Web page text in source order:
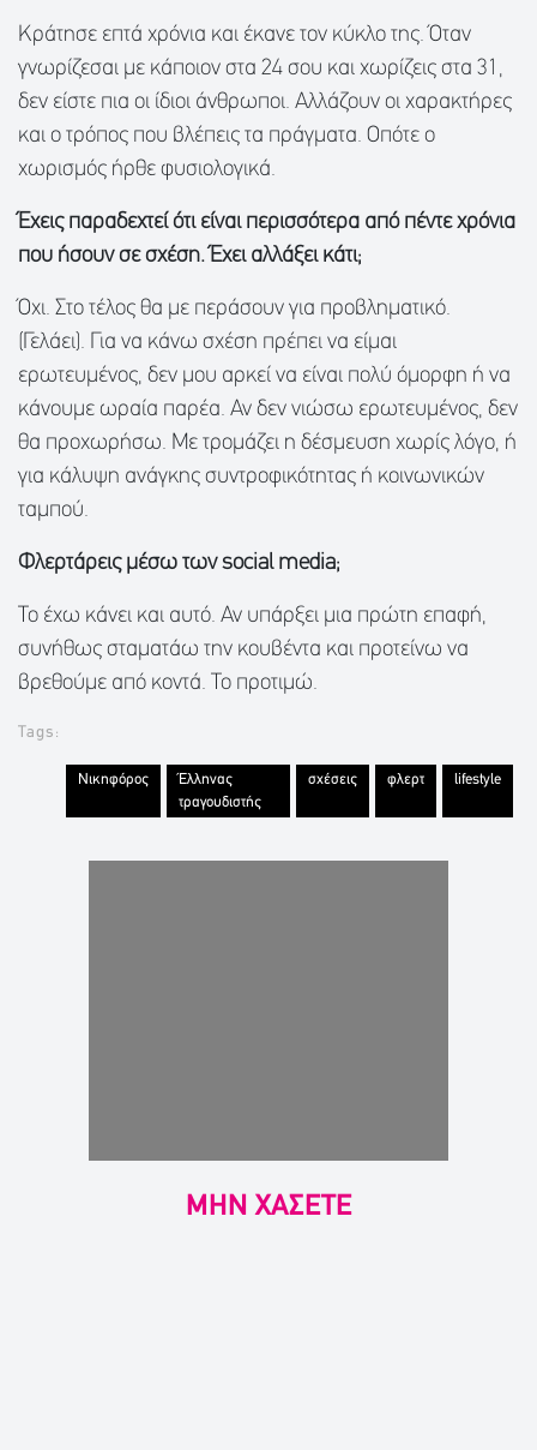
Κράτησε επτά χρόνια και έκανε τον κύκλο της. Όταν
γνωρίζεσαι με κάποιον στα 24 σου και χωρίζεις στα 31,
δεν είστε πια οι ίδιοι άνθρωποι. Αλλάζουν οι χαρακτήρες
και ο τρόπος που βλέπεις τα πράγματα. Οπότε ο
χωρισμός ήρθε φυσιολογικά.
Έχεις παραδεχτεί ότι είναι περισσότερα από πέντε χρόνια
που ήσουν σε σχέση. Έχει αλλάξει κάτι;
Όχι. Στο τέλος θα με περάσουν για προβληματικό.
(Γελάει). Για να κάνω σχέση πρέπει να είμαι
ερωτευμένος, δεν μου αρκεί να είναι πολύ όμορφη ή να
κάνουμε ωραία παρέα. Αν δεν νιώσω ερωτευμένος, δεν
θα προχωρήσω. Με τρομάζει η δέσμευση χωρίς λόγο, ή
για κάλυψη ανάγκης συντροφικότητας ή κοινωνικών
ταμπού.
Φλερτάρεις μέσω των social media;
Το έχω κάνει και αυτό. Αν υπάρξει μια πρώτη επαφή,
συνήθως σταματάω την κουβέντα και προτείνω να
βρεθούμε από κοντά. Το προτιμώ.
Tags:
Νικηφόρος
Έλληνας
τραγουδιστής
σχέσεις φλερτ lifestyle
ΜΗΝ ΧΑΣΕΤΕ